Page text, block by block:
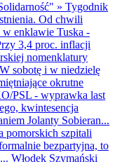
» Tygodnik
Od chwili
enklawie Tuska -
3,4 proc. inflacji
nomenklatury
W sobotę i w niedzielę
okrutne
PSL - wyprawka last
kwintesencja
Jolanty Sobieran...
pomorskich szpitali
bezpartyjna, to
Włodek Szymański